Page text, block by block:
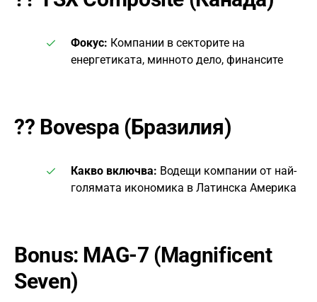
Фокус: Компании в секторите на
енергетиката, минното дело, финансите
?? Bovespa (Бразилия)
Какво включва: Водещи компании от най-
голямата икономика в Латинска Америка
Bonus: MAG-7 (Magnificent
Seven)